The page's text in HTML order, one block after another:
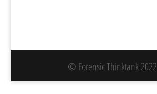
© Forensic Thinktank 2022